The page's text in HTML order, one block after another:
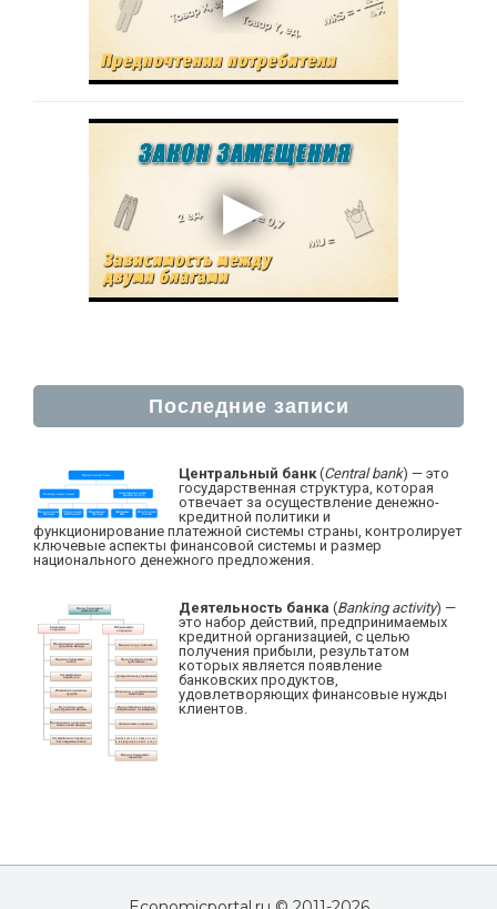
Последние записи
Центральный банк(Central bank) — это
государственная структура, которая
отвечает за осуществление денежно-
кредитной политики и
функционирование платежной системы страны, контролирует
ключевые аспекты финансовой системы и размер
национального денежного предложения.
Деятельность банка (Banking activity) —
это набор действий, предпринимаемых
кредитной организацией, с целью
получения прибыли, результатом
которых является появление
банковских продуктов,
удовлетворяющих финансовые нужды
клиентов.